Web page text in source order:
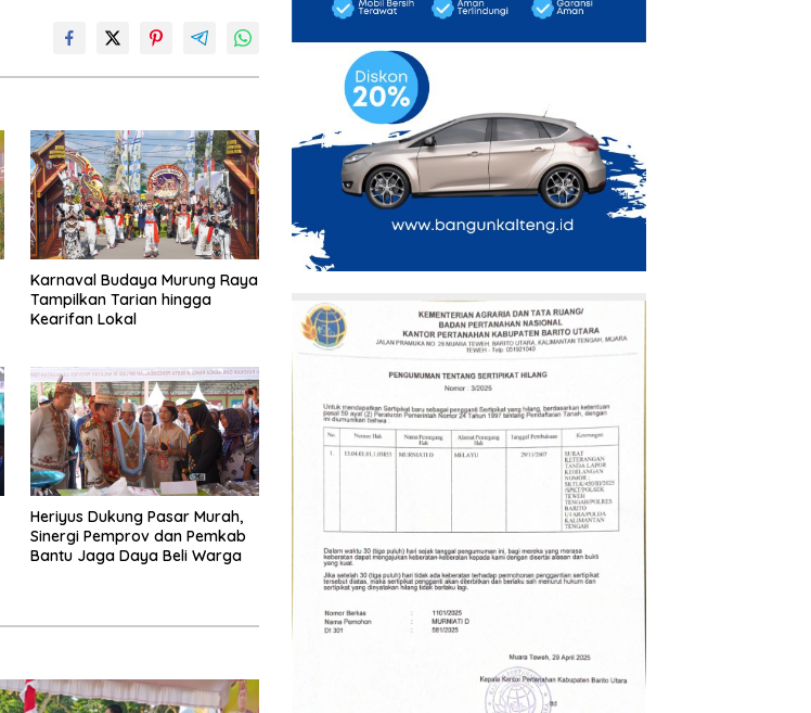
Karnaval Budaya Murung Raya
Tampilkan Tarian hingga
Kearifan Lokal
Heriyus Dukung Pasar Murah,
Sinergi Pemprov dan Pemkab
Bantu Jaga Daya Beli Warga